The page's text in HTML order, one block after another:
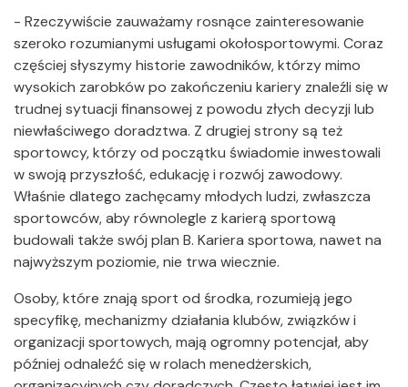
- Rzeczywiście zauważamy rosnące zainteresowanie
szeroko rozumianymi usługami okołosportowymi. Coraz
częściej słyszymy historie zawodników, którzy mimo
wysokich zarobków po zakończeniu kariery znaleźli się w
trudnej sytuacji finansowej z powodu złych decyzji lub
niewłaściwego doradztwa. Z drugiej strony są też
sportowcy, którzy od początku świadomie inwestowali
w swoją przyszłość, edukację i rozwój zawodowy.
Właśnie dlatego zachęcamy młodych ludzi, zwłaszcza
sportowców, aby równolegle z karierą sportową
budowali także swój plan B. Kariera sportowa, nawet na
najwyższym poziomie, nie trwa wiecznie.
Osoby, które znają sport od środka, rozumieją jego
specyfikę, mechanizmy działania klubów, związków i
organizacji sportowych, mają ogromny potencjał, aby
później odnaleźć się w rolach menedżerskich,